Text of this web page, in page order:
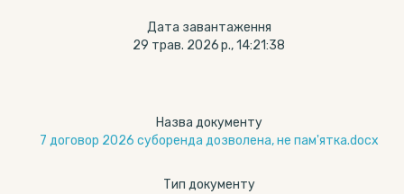
Дата завантаження
29 трав. 2026 р., 14:21:38
Назва документу
7 договор 2026 суборенда дозволена, не пам'ятка.docx
Тип документу